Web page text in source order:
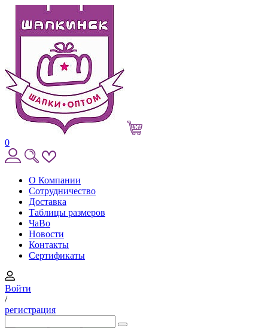
0
О Компании
Сотрудничество
Доставка
Таблицы размеров
ЧаВо
Новости
Контакты
Сертификаты
Войти
/
регистрация